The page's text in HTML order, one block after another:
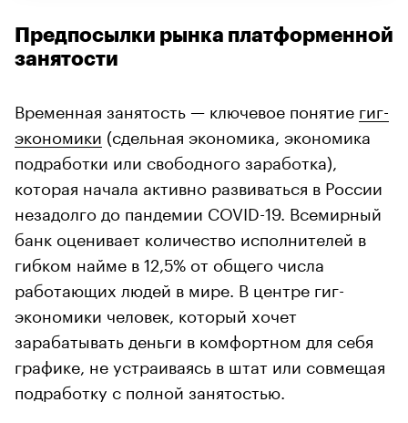
Предпосылки рынка платформенной
занятости
Временная занятость — ключевое понятие гиг-
экономики (сдельная экономика, экономика
подработки или свободного заработка),
которая начала активно развиваться в России
незадолго до пандемии COVID-19. Всемирный
банк оценивает количество исполнителей в
гибком найме в 12,5% от общего числа
работающих людей в мире. В центре гиг-
экономики человек, который хочет
зарабатывать деньги в комфортном для себя
графике, не устраиваясь в штат или совмещая
подработку с полной занятостью.